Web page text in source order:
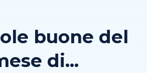
buone del
di...